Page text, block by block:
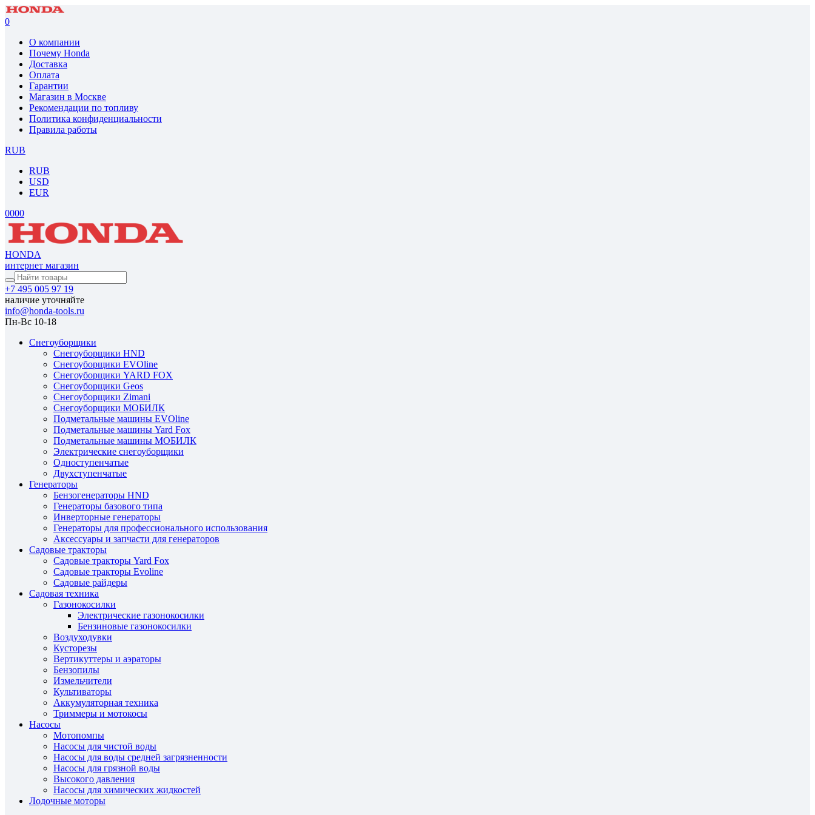
0
О компании
Почему Honda
Доставка
Оплата
Гарантии
Магазин в Москве
Рекомендации по топливу
Политика конфиденциальности
Правила работы
RUB
RUB
USD
EUR
0000
HONDA
интернет магазин
+7 495 005 97 19
наличие уточняйте
info@honda-tools.ru
Пн-Вс 10-18
Снегоуборщики
Снегоуборщики HND
Снегоуборщики EVOline
Снегоуборщики YARD FOX
Снегоуборщики Geos
Снегоуборщики Zimani
Снегоуборщики МОБИЛК
Подметальные машины EVOline
Подметальные машины Yard Fox
Подметальные машины МОБИЛК
Электрические снегоуборщики
Одноступенчатые
Двухступенчатые
Генераторы
Бензогенераторы HND
Генераторы базового типа
Инверторные генераторы
Генераторы для профессионального использования
Аксессуары и запчасти для генераторов
Садовые тракторы
Садовые тракторы Yard Fox
Садовые тракторы Evoline
Садовые райдеры
Садовая техника
Газонокосилки
Электрические газонокосилки
Бензиновые газонокосилки
Воздуходувки
Кусторезы
Вертикуттеры и аэраторы
Бензопилы
Измельчители
Культиваторы
Аккумуляторная техника
Триммеры и мотокосы
Насосы
Мотопомпы
Насосы для чистой воды
Насосы для воды средней загрязненности
Насосы для грязной воды
Высокого давления
Насосы для химических жидкостей
Лодочные моторы